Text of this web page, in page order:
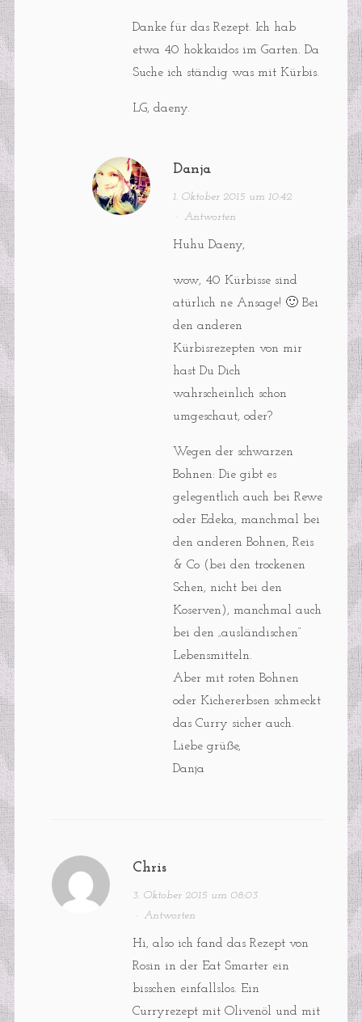
Danke für das Rezept. Ich hab
etwa 40 hokkaidos im Garten. Da
Suche ich ständig was mit Kürbis.
LG, daeny.
Danja
1. Oktober 2015 um 10:42
· Antworten
Huhu Daeny,
wow, 40 Kürbisse sind
atürlich ne Ansage! 🙂 Bei
den anderen
Kürbisrezepten von mir
hast Du Dich
wahrscheinlich schon
umgeschaut, oder?
Wegen der schwarzen
Bohnen: Die gibt es
gelegentlich auch bei Rewe
oder Edeka, manchmal bei
den anderen Bohnen, Reis
& Co (bei den trockenen
Schen, nicht bei den
Koserven), manchmal auch
bei den „ausländischen“
Lebensmitteln.
Aber mit roten Bohnen
oder Kichererbsen schmeckt
das Curry sicher auch.
Liebe grüße,
Danja
Chris
3. Oktober 2015 um 08:03
· Antworten
Hi, also ich fand das Rezept von
Rosin in der Eat Smarter ein
bisschen einfallslos. Ein
Curryrezept mit Olivenöl und mit